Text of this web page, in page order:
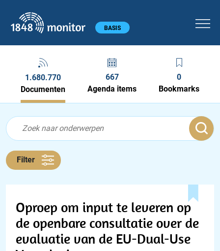
Hoofdmenu BASIS
1.680.770
Documenten
667
Agenda items
0
Bookmarks
Documenten feed
Feed
Filter
Oproep om input te leveren op
de openbare consultatie over de
evaluatie van de EU-Dual-Use